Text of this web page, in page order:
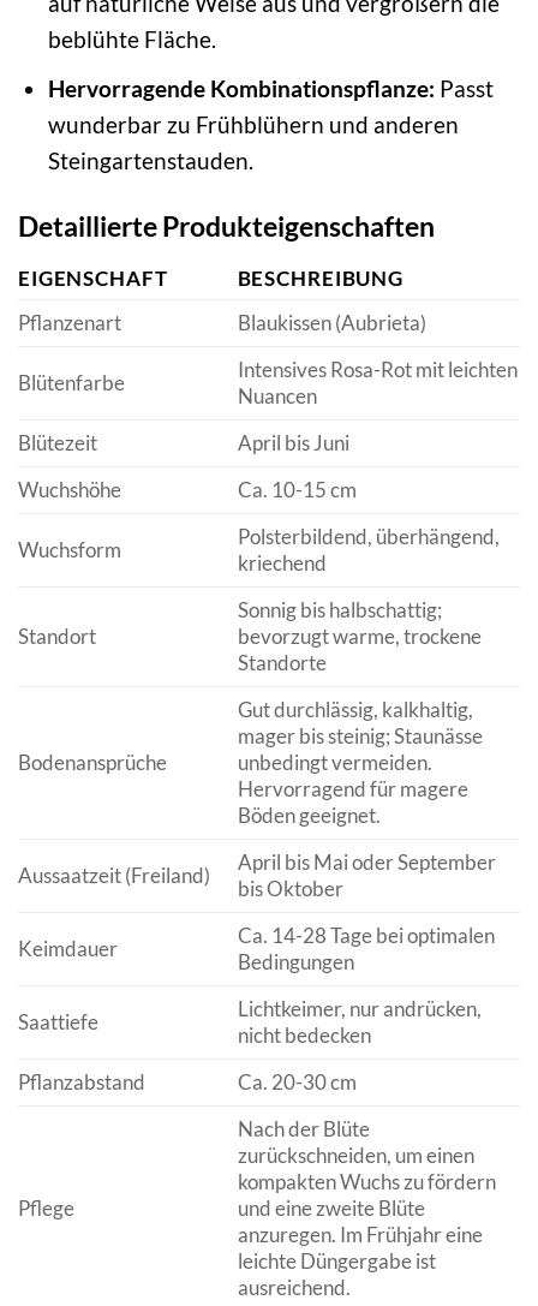
beblühte Fläche.
Hervorragende Kombinationspflanze: Passt
wunderbar zu Frühblühern und anderen
Steingartenstauden.
Detaillierte Produkteigenschaften
EIGENSCHAFT
BESCHREIBUNG
Pflanzenart
Blaukissen (Aubrieta)
Blütenfarbe
Intensives Rosa-Rot mit leichten
Nuancen
Blütezeit
April bis Juni
Wuchshöhe
Ca. 10-15 cm
Wuchsform
Polsterbildend, überhängend,
kriechend
Standort
Sonnig bis halbschattig;
bevorzugt warme, trockene
Standorte
Bodenansprüche
Gut durchlässig, kalkhaltig,
mager bis steinig; Staunässe
unbedingt vermeiden.
Hervorragend für magere
Böden geeignet.
Aussaatzeit (Freiland)
April bis Mai oder September
bis Oktober
Keimdauer
Ca. 14-28 Tage bei optimalen
Bedingungen
Saattiefe
Lichtkeimer, nur andrücken,
nicht bedecken
Pflanzabstand
Ca. 20-30 cm
Pflege
Nach der Blüte
zurückschneiden, um einen
kompakten Wuchs zu fördern
und eine zweite Blüte
anzuregen. Im Frühjahr eine
leichte Düngergabe ist
ausreichend.